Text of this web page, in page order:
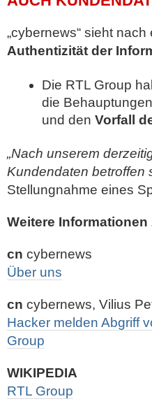
„cybernews“ sieht
Authentizität der
Die RTL Group
die
und den Vorfall
„Nach unserem
Kundendaten betroffen
Stellungnahme eines
Weitere Informationen
cn cybernews
Über uns
cn cybernews, Vilius
Hacker melden Abgriff
Group
WIKIPEDIA
RTL Group